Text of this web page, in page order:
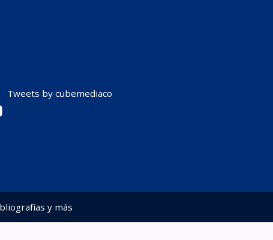
Tweets by cubemediaco
y más